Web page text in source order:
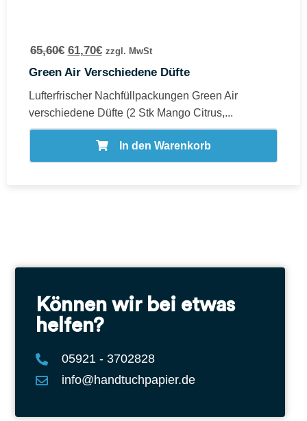
65,60€ 61,70€ zzgl. MwSt
Green Air Verschiedene Düfte
Lufterfrischer Nachfüllpackungen Green Air
verschiedene Düfte (2 Stk Mango Citrus,...
In den Warenkorb
Können wir bei etwas
helfen?
05921 - 3702828
info@handtuchpapier.de